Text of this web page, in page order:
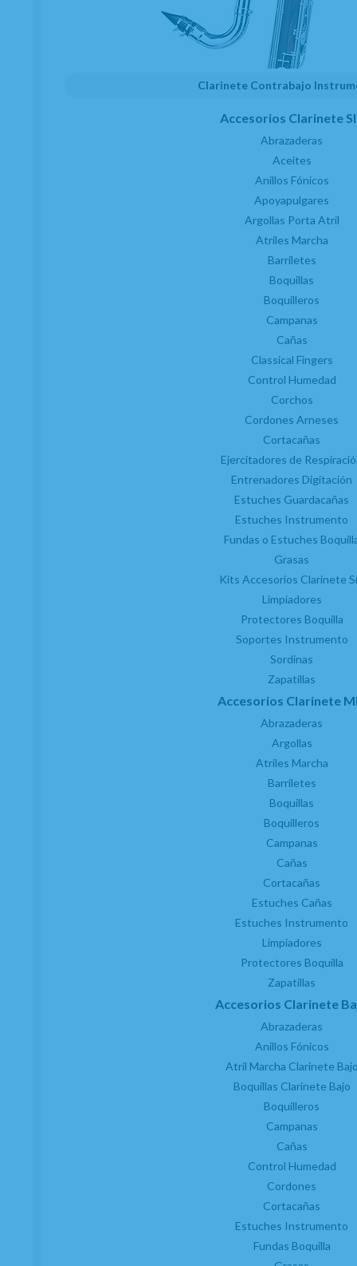
Clarinete Contrabajo
Accesorios Clarinete
Abrazaderas
Aceites
Anillos Fónicos
Apoyapulgares
Argollas Porta Atril
Atriles Marcha
Barriletes
Boquillas
Boquilleros
Campanas
Cañas
Classical Fingers
Control Humedad
Corchos
Cordones Arneses
Cortacañas
Ejercitadores de
Entrenadores Digitación
Estuches Guardacañas
Estuches Instrumento
Fundas o Estuches
Grasas
Kits Accesorios Clarinete
Limpiadores
Protectores Boquilla
Soportes Instrumento
Sordinas
Zapatillas
Accesorios Clarinete
Abrazaderas
Argollas
Atriles Marcha
Barriletes
Boquillas
Boquilleros
Campanas
Cañas
Cortacañas
Estuches Cañas
Estuches Instrumento
Limpiadores
Protectores Boquilla
Zapatillas
Accesorios Clarinete
Abrazaderas
Anillos Fónicos
Atril Marcha Clarinete
Boquillas Clarinete Bajo
Boquilleros
Campanas
Cañas
Control Humedad
Cordones
Cortacañas
Estuches Instrumento
Fundas Boquilla
RELACIONADOS
Cortacañas Clarinete Mib o Requinto Marca
61,10€
21.00% IVA incluido
Estuche Guardacañas 6 Cañas Clarinete/Saxo
Alto/Soprano Vandoren HRC10 Higrométrico
EN STOCK. CÓMPRALO Y LO RECIBIRÁS AL DIA SIGUIENTE LABORABLE ANTES
35,72
21.00%IVA incluido